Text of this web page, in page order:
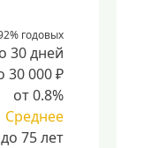
годовых
30 дней
30 000 ₽
от 0.8%
Среднее
75 лет